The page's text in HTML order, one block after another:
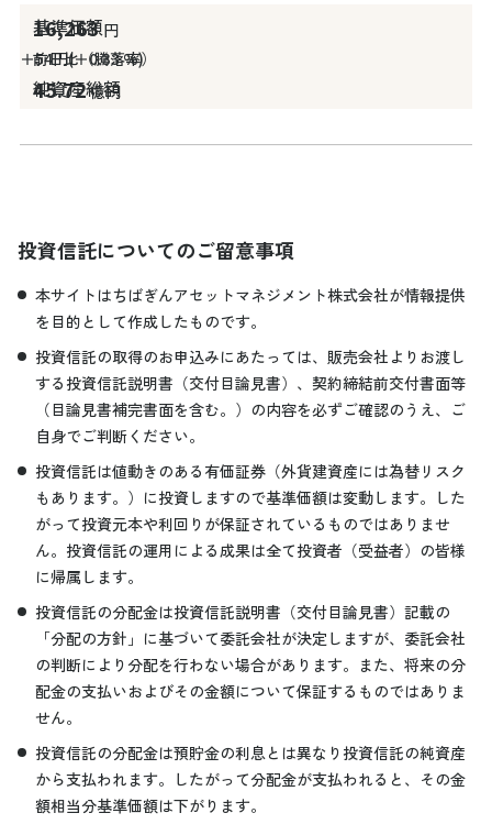
16,263 円
＋54円 ＋0.33%
45.72億円
投資信託についてのご留意事項
本サイトはちばぎんアセットマネジメント株式会社が情報提供
を目的として作成したものです。
投資信託の取得のお申込みにあたっては、販売会社よりお渡し
する投資信託説明書（交付目論見書）、契約締結前交付書面等
（目論見書補完書面を含む。）の内容を必ずご確認のうえ、ご
自身でご判断ください。
投資信託は値動きのある有価証券（外貨建資産には為替リスク
もあります。）に投資しますので基準価額は変動します。した
がって投資元本や利回りが保証されているものではありませ
ん。投資信託の運用による成果は全て投資者（受益者）の皆様
に帰属します。
投資信託の分配金は投資信託説明書（交付目論見書）記載の
「分配の方針」に基づいて委託会社が決定しますが、委託会社
の判断により分配を行わない場合があります。また、将来の分
配金の支払いおよびその金額について保証するものではありま
せん。
投資信託の分配金は預貯金の利息とは異なり投資信託の純資産
から支払われます。したがって分配金が支払われると、その金
額相当分基準価額は下がります。